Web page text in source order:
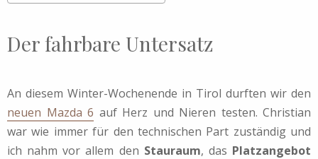
Der fahrbare Untersatz
An diesem Winter-Wochenende in Tirol durften wir den
neuen Mazda 6 auf Herz und Nieren testen. Christian
war wie immer für den technischen Part zuständig und
ich nahm vor allem den Stauraum, das Platzangebot